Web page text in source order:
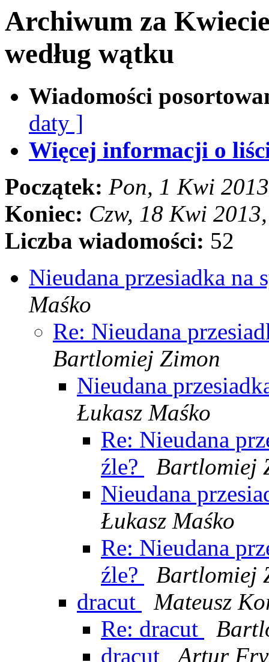
Archiwum za
według wątku
Wiadomości
daty ]
Więcej informacji o
Początek: Pon, 1 Kwi
Koniec: Czw, 18 Kwi
Liczba wiadomości: 52
Nieudana przesiadka na
Maśko
Re: Nieudana
Bartlomiej Zimon
Nieudana
Łukasz Maśko
Re: Nieudana
źle?
Bartlomiej
Nieudana
Łukasz Maśko
Re: Nieudana
źle?
Bartlomiej
dracut
Mateusz
Re: dracut
dracut
Artur